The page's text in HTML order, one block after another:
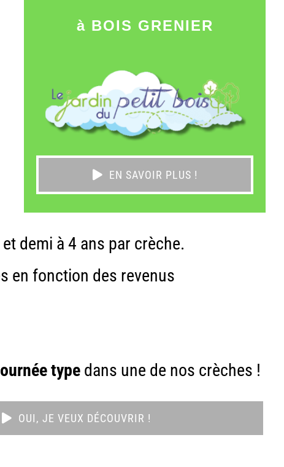
à BOIS GRENIER
EN SAVOIR PLUS !
demi à 4 ans par crèche.
en fonction des revenus
type dans une de nos crèches !
OUI, JE VEUX DÉCOUVRIR !